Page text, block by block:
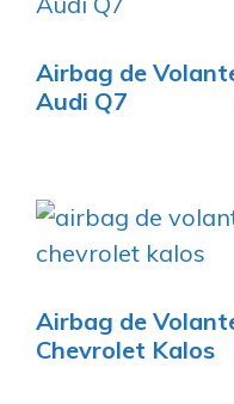
Airbag de
Audi Q7
Airbag de
Chevrolet Kalos